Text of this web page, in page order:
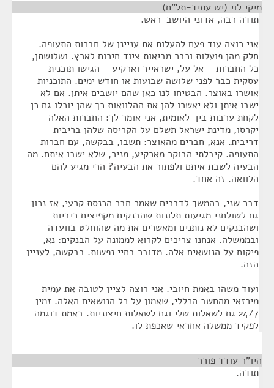
מיקי לוי (יש עתיד-תל"ם)
תודה רבה, אדוני היושב-ראש.
אני רוצה עוד פעם להעלות את עניינן של חברות התעופה.
חלק מהן פועלות וכבר מביאות ציוד חירום לארץ. ושלושתן,
כל החברות – אל על, ישראייר וארקיע – הגישו תוכנית
עסקית כבר לפני שלושה שבועות או חודש ימים. התוכניות
אושרו באוצר. הבטיחו לנו כאן שהם יושבים איתן. אם לא
ישבו איתן ולא יאשרו להן את ההלוואות כך שהן יוכלו גם כן
לקחת ערבות בין-לאומית, אני אומר לך: החברות האלה
יקרסו, מדינת ישראל תשלם על הקריסה שלהן בריבית
דריבית. אנא, חברים מהאוצר: תשבו, בבקשה, עם חברות
התעופה. קיבלתי הבוקר מארקיע, מניר, שלא ישבו איתם. מה
הבעיה לשבת איתם ולפתור את הבעיה? הרי מגיע להם
הלוואה. זה אחד.
דבר שני, בהמשך לדברים שאמר חבר הכנסת קרעי, אז נכון
גם לשולחני מגיעות תלונות שהבנקים מקפיצים ריביות
ושהבנקים לא נותנים ומאשרים את מה שהוחלט בוועדה
ובממשלה. אנחנו צריכים לקרוא לממונה על הבנקים: נא,
פיקוח על הנושאים אלה. מדובר בחיי נפשות. בבקשה, לעניין
הזה.
ועוד משהו באמת חיובי. אני רוצה לציין לטובה את עמית
מירזאי מהחשב הכללי, שאמון על כל הנושאים האלה. זמין
24/7 גם לשאלות שלי וגם לשאלות חיצוניות. באמת דוגמה
לפקיד ממשלה אחראי שאכפת לו.
היו"ר עודד פורר
תודה.